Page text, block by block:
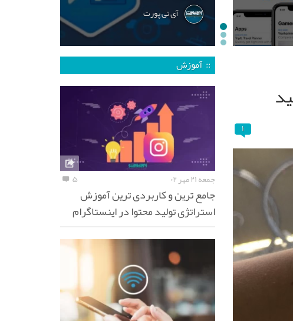
آی تی پورت
۱
:: آموزش
جمعه ۲۱ مهر ۰۲ ۵
جامع ترین و کاربردی ترین آموزش
استراتژی تولید محتوا در اینستاگرام